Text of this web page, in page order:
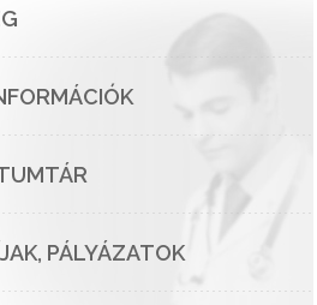
PÁLYÁZATOK